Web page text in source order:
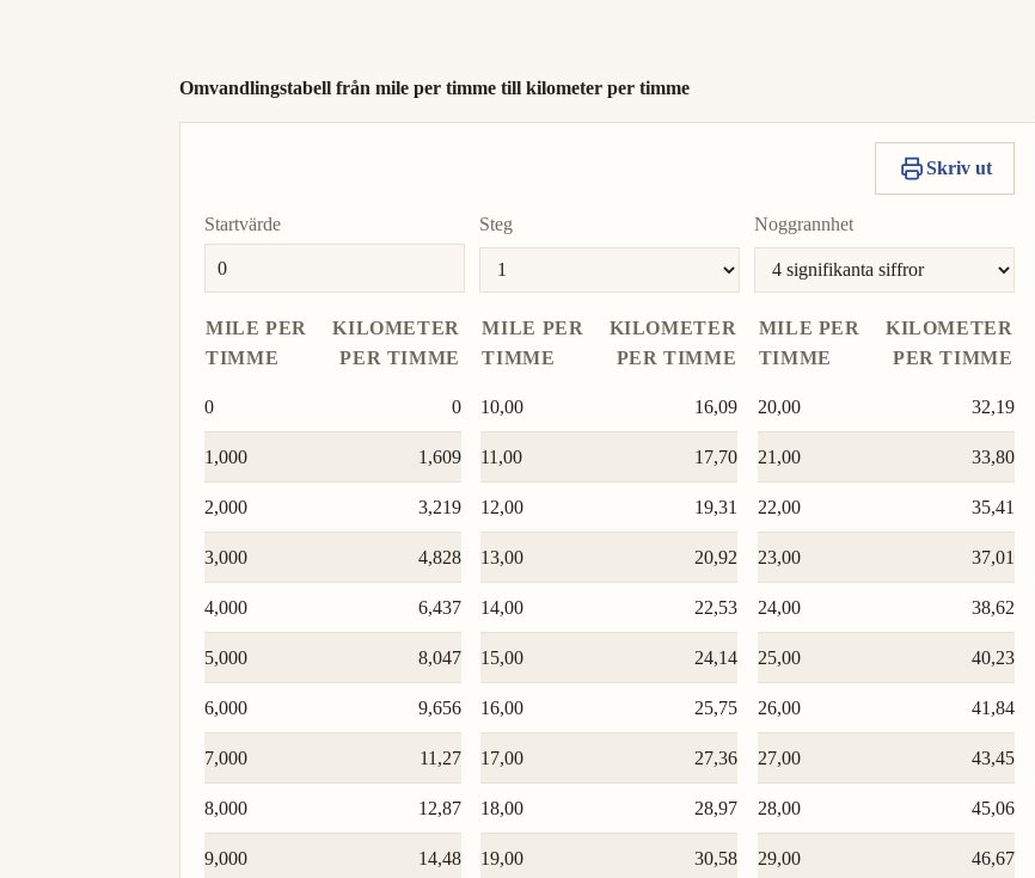
enhet
Omvandlingstabell från mile per timme till kilometer per timme
Skriv ut
Startvärde Steg Noggrannhet
MILE PER
TIMME
KILOMETER
PER TIMME
0 0
1,000 1,609
2,000 3,219
3,000 4,828
4,000 6,437
5,000 8,047
6,000 9,656
7,000 11,27
8,000 12,87
9,000 14,48
MILE PER
TIMME
KILOMETER
PER TIMME
10,00 16,09
11,00 17,70
12,00 19,31
13,00 20,92
14,00 22,53
15,00 24,14
16,00 25,75
17,00 27,36
18,00 28,97
19,00 30,58
MILE PER
TIMME
KILOMETER
PER TIMME
20,00 32,19
21,00 33,80
22,00 35,41
23,00 37,01
24,00 38,62
25,00 40,23
26,00 41,84
27,00 43,45
28,00 45,06
29,00 46,67